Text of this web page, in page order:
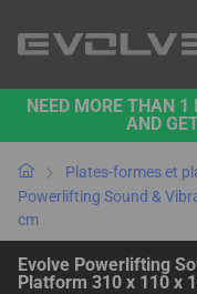
PRODUITS
A PROPOS DE NOUS
NOUS CONTACTER
PROJETS
NEED MORE THAN
AND
Plates-formes et
Powerlifting Sound &
cm
Evolve Powerlifting
Platform 310 x 110 x